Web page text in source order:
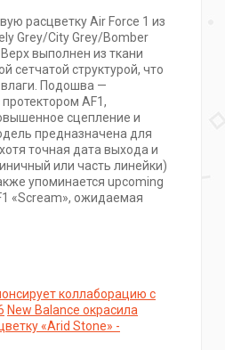
расцветку Air Force 1 из
Grey/City Grey/Bomber
выполнен из ткани
сетчатой структурой, что
Подошва —
AF1,
сцепление и
предназначена для
точная дата выхода и
или часть линейки)
упоминается upcoming
«Scream», ожидаемая
коллаборацию с
New Balance окрасила
«Arid Stone» -